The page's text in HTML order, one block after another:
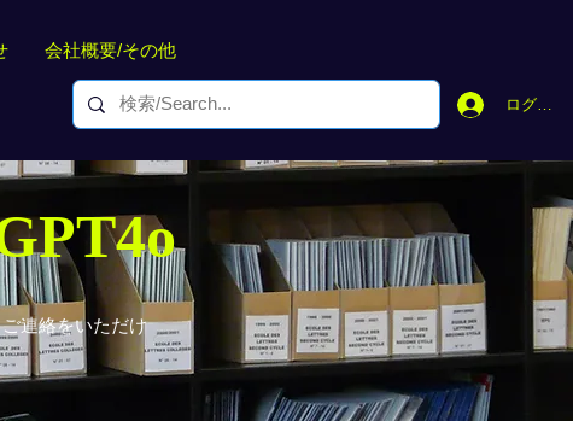
会社概要/その他
ログイン
連絡をいただけ